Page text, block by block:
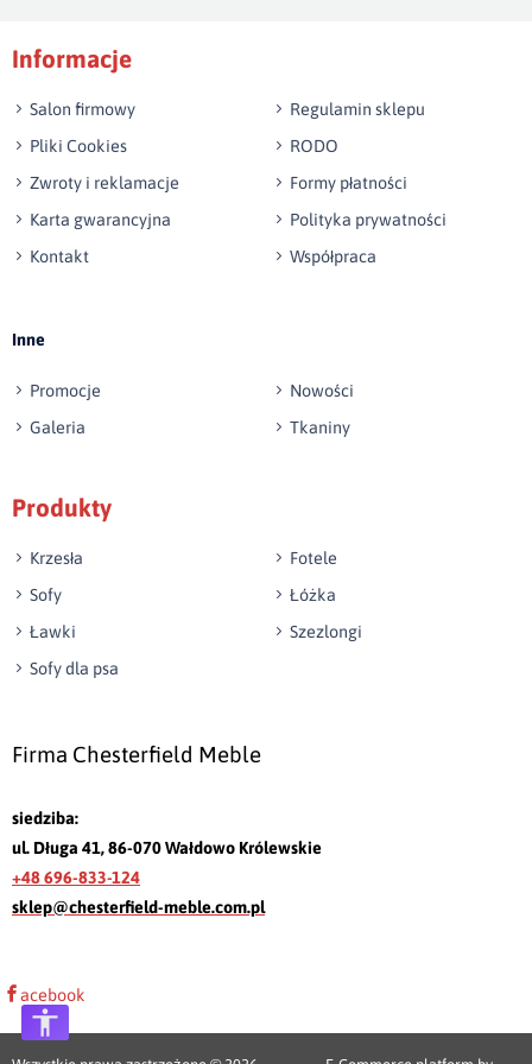
Wyślij opinię
Informacje
Salon firmowy
Regulamin sklepu
Pliki Cookies
RODO
Zwroty i reklamacje
Formy płatności
Karta gwarancyjna
Polityka prywatności
Kontakt
Współpraca
Inne
Promocje
Nowości
Galeria
Tkaniny
Produkty
Krzesła
Fotele
Sofy
Łóżka
Ławki
Szezlongi
Sofy dla psa
Firma Chesterfield Meble
siedziba:
ul. Długa 41, 86-070 Wałdowo Królewskie
+48 696-833-124
sklep@chesterfield-meble.com.pl
acebook